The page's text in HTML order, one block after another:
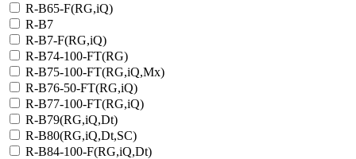
R-B65-F(RG,iQ)
R-B7
R-B7-F(RG,iQ)
R-B74-100-FT(RG)
R-B75-100-FT(RG,iQ,Mx)
R-B76-50-FT(RG,iQ)
R-B77-100-FT(RG,iQ)
R-B79(RG,iQ,Dt)
R-B80(RG,iQ,Dt,SC)
R-B84-100-F(RG,iQ,Dt)